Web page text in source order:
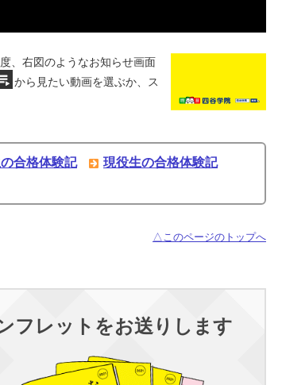
、右図のようなお知らせ画面
から見たい動画を選ぶか、ス
合格体験記
現役生の合格体験記
△このページのトップへ
フレットをお送りします